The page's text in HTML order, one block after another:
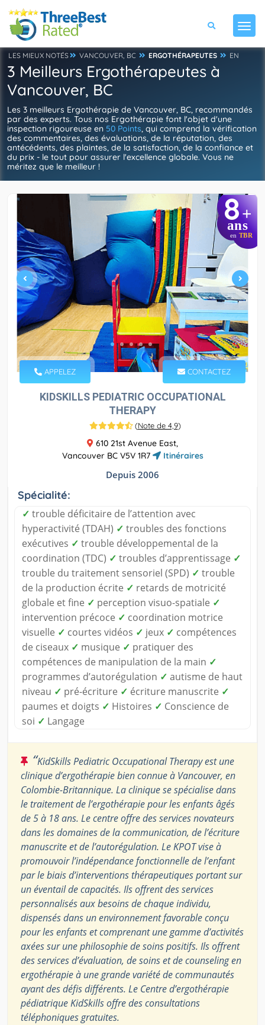
LES MIEUX NOTÉS VANCOUVER, BC ERGOTHÉRAPEUTES EN
3 Meilleurs Ergothérapeutes à
Vancouver, BC
Les 3 meilleurs Ergothérapie de Vancouver, BC, recommandés
par des experts. Tous nos Ergothérapie font l'objet d'une
inspection rigoureuse en 50 Points, qui comprend la vérification
des commentaires, des évaluations, de la réputation, des
antécédents, des plaintes, de la satisfaction, de la confiance et
du prix - le tout pour assurer l'excellence globale. Vous ne
méritez que le meilleur !
8+
ans
en TBR
APPELEZ CONTACTEZ
KIDSKILLS PEDIATRIC OCCUPATIONAL
THERAPY
(Note de 4,9)
610 21st Avenue East,
Vancouver BC V5V 1R7
Itinéraires
Depuis 2006
Spécialité:
✓ trouble déficitaire de l’attention avec
hyperactivité (TDAH) ✓ troubles des fonctions
exécutives ✓ trouble développemental de la
coordination (TDC) ✓ troubles d’apprentissage ✓
trouble du traitement sensoriel (SPD) ✓ trouble
de la production écrite ✓ retards de motricité
globale et fine ✓ perception visuo-spatiale ✓
intervention précoce ✓ coordination motrice
visuelle ✓ courtes vidéos ✓ jeux ✓ compétences
de ciseaux ✓ musique ✓ pratiquer des
compétences de manipulation de la main ✓
programmes d’autorégulation ✓ autisme de haut
niveau ✓ pré-écriture ✓ écriture manuscrite ✓
paumes et doigts ✓ Histoires ✓ Conscience de
soi ✓ Langage
“KidSkills Pediatric Occupational Therapy est une
clinique d’ergothérapie bien connue à Vancouver, en
Colombie-Britannique. La clinique se spécialise dans
le traitement de l’ergothérapie pour les enfants âgés
de 5 à 18 ans. Le centre offre des services novateurs
dans les domaines de la communication, de l’écriture
manuscrite et de l’autorégulation. Le KPOT vise à
promouvoir l’indépendance fonctionnelle de l’enfant
par le biais d’interventions thérapeutiques portant sur
un éventail de capacités. Ils offrent des services
personnalisés aux besoins de chaque individu,
dispensés dans un environnement favorable conçu
pour les enfants et comprenant une gamme d’activités
axées sur une philosophie de soins positifs. Ils offrent
des services d’évaluation, de soins et de counseling en
ergothérapie à une grande variété de communautés
ayant des défis différents. Le Centre d’ergothérapie
pédiatrique KidSkills offre des consultations
téléphoniques gratuites.